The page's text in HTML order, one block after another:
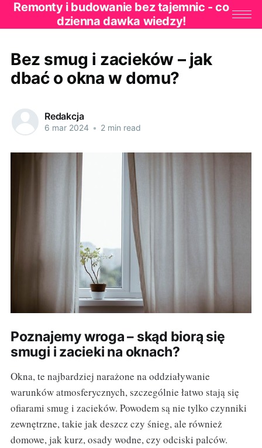
Remonty i budowanie bez tajemnic - co
dzienna dawka wiedzy!
Bez smug i zacieków – jak
dbać o okna w domu?
Redakcja
6 mar 2024 • 2 min read
Poznajemy wroga – skąd biorą się
smugi i zacieki na oknach?
Okna, te najbardziej narażone na oddziaływanie
warunków atmosferycznych, szczególnie łatwo stają się
ofiarami smug i zacieków. Powodem są nie tylko czynniki
zewnętrzne, takie jak deszcz czy śnieg, ale również
domowe, jak kurz, osady wodne, czy odciski palców.